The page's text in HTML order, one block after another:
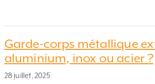
partie intégrante. Bien loin de se limiter à sa
fonction première de sécurité et de
prévention des chutes, il participe activement
à l’esthétique globale de votre espace
extérieur, à l’ouverture visuelle vers […]
Garde-corps métallique
aluminium, inox ou acier ?
28 juillet, 2025